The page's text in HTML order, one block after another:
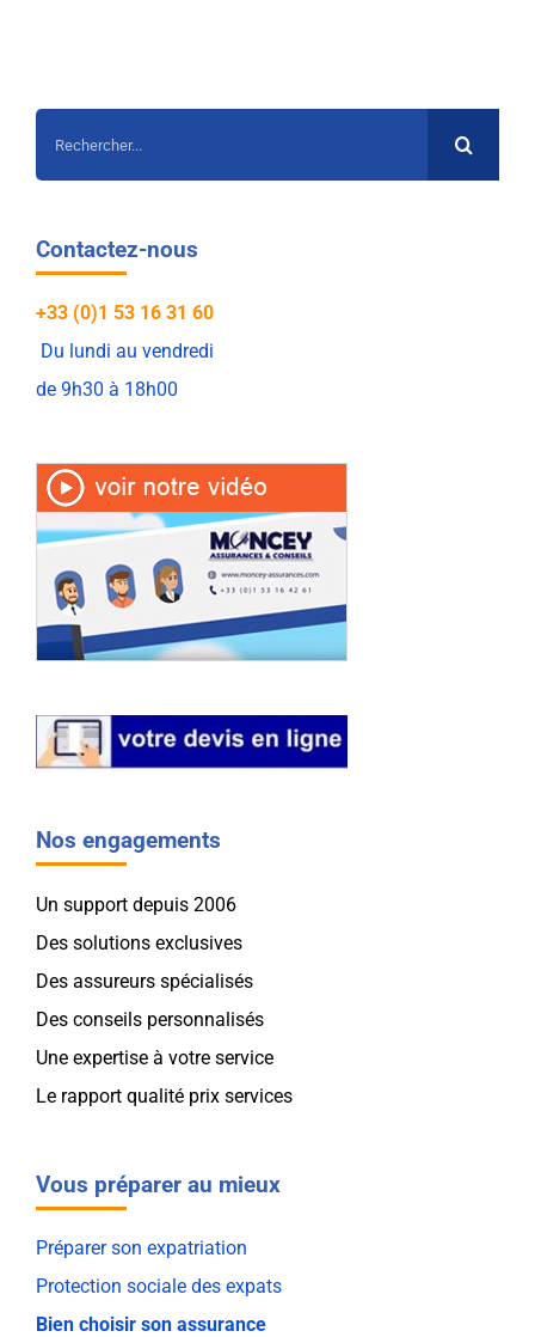
Contactez-nous
+33 (0)1 53 16 31 60
Du lundi au vendredi
de 9h30 à 18h00
Nos engagements
Un support depuis 2006
Des solutions exclusives
Des assureurs spécialisés
Des conseils personnalisés
Une expertise à votre service
Le rapport qualité prix services
Vous préparer au mieux
Préparer son expatriation
Protection sociale des expats
Bien choisir son assurance